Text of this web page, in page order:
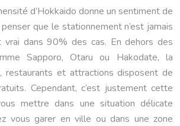
d’Hokkaido donne un sentiment de
que le stationnement n’est jamais
vrai dans 90% des cas. En dehors des
Sapporo, Otaru ou Hakodate, la
restaurants et attractions disposent de
Cependant, c’est justement cette
mettre dans une situation délicate
vous garer en ville ou dans une zone